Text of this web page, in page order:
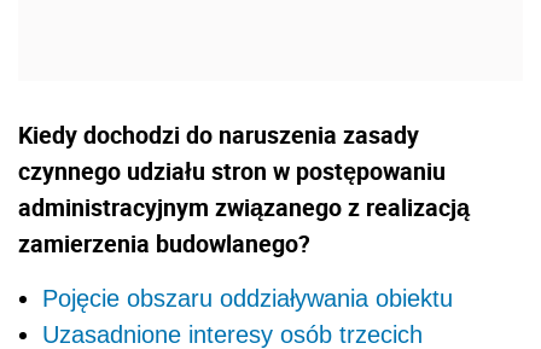
Kiedy dochodzi do naruszenia zasady
czynnego udziału stron w postępowaniu
administracyjnym związanego z realizacją
zamierzenia budowlanego?
Pojęcie obszaru oddziaływania obiektu
Uzasadnione interesy osób trzecich